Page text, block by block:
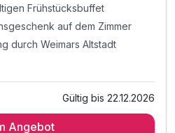
Frühstücksbuffet
auf dem Zimmer
durch Weimars Altstadt
Frühstücksbuffet
Gültig bis 22.12.2026
Angebot